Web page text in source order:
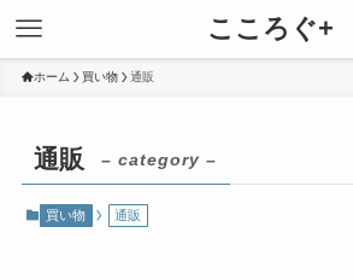
こころぐ+
ホーム 買い物 通販
通販 – category –
買い物 通販